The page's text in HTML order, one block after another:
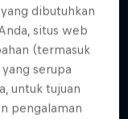
dibutuhkan
situs web
(termasuk
serupa
untuk tujuan
pengalaman